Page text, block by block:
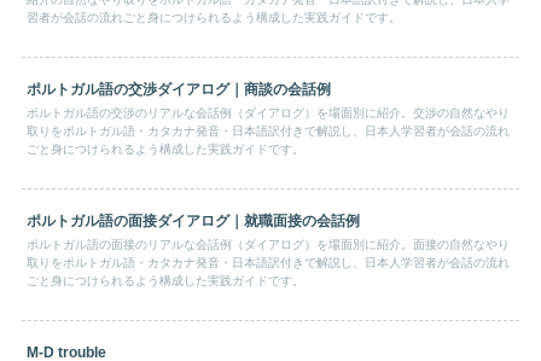
習者が会話の流れごと身につけられるよう構成した実践ガイドです。
ポルトガル語の交渉ダイアログ｜商談の会話例
ポルトガル語の交渉のリアルな会話例（ダイアログ）を場面別に紹介。交渉の自然なやり
取りをポルトガル語・カタカナ発音・日本語訳付きで解説し、日本人学習者が会話の流れ
ごと身につけられるよう構成した実践ガイドです。
ポルトガル語の面接ダイアログ｜就職面接の会話例
ポルトガル語の面接のリアルな会話例（ダイアログ）を場面別に紹介。面接の自然なやり
取りをポルトガル語・カタカナ発音・日本語訳付きで解説し、日本人学習者が会話の流れ
ごと身につけられるよう構成した実践ガイドです。
M-D trouble